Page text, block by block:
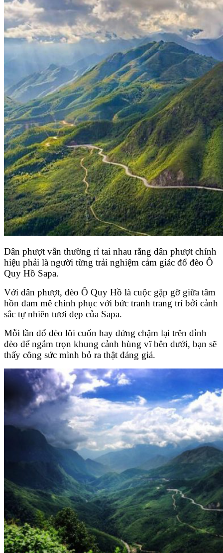
Dân phượt vẫn thường rỉ tai nhau rằng dân phượt chính
hiệu phải là người từng trải nghiệm cảm giác đổ đèo Ô
Quy Hồ Sapa.
Với dân phượt, đèo Ô Quy Hồ là cuộc gặp gỡ giữa tâm
hồn đam mê chinh phục với bức tranh trang trí bởi cảnh
sắc tự nhiên tươi đẹp của Sapa.
Mỗi lần đổ đèo lôi cuốn hay đứng chậm lại trên đỉnh
đèo để ngắm trọn khung cảnh hùng vĩ bên dưới, bạn sẽ
thấy công sức mình bỏ ra thật đáng giá.